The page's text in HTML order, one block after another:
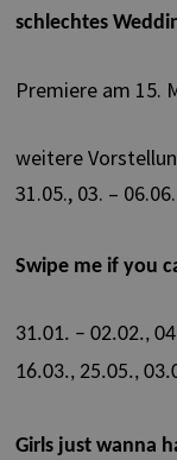
schlechtes
Premiere am 15.
weitere
31.05., 03. –
Swipe me if you
31.01. – 02.02.,
16.03., 25.05.,
Girls just wanna